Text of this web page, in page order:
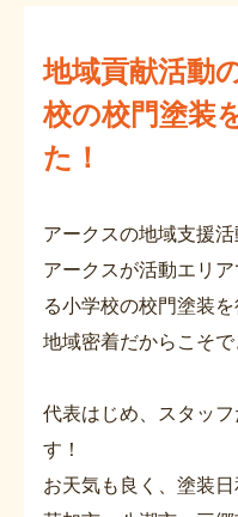
地域貢献活動
校の校門塗装
た！
アークスの地域支援
アークスが活動エリ
る小学校の校門塗装を
地域密着だからこそで
代表はじめ、スタッ
す！
お天気も良く、塗装日